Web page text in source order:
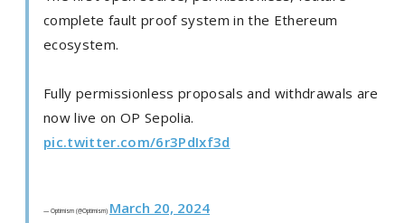
complete fault proof system in the Ethereum
ecosystem.
Fully permissionless proposals and withdrawals are
now live on OP Sepolia.
pic.twitter.com/6r3PdIxf3d
— Optimism (@Optimism) March 20, 2024